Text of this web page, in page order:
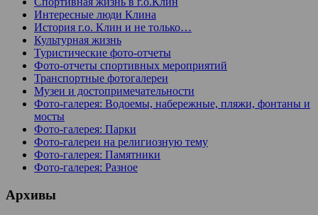
Интересные люди Клина
История г.о. Клин и не только…
Культурная жизнь
Туристические фото-отчеты
Фото-отчеты спортивных мероприятий
Транспортные фотогалереи
Музеи и достопримечательности
Фото-галерея: Водоемы, набережные, пляжи, фонтаны и
мосты
Фото-галерея: Парки
Фото-галереи на религиозную тему
Фото-галерея: Памятники
Фото-галерея: Разное
Архивы